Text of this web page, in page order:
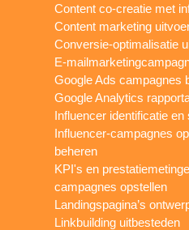
Content co-creatie met
Content marketing
Conversie-optimalisatie
E-
Google Ads campagnes
Google Analytics
Influencer identificatie en
Influencer-campagnes
beheren
KPI's en
campagnes opstellen
Landingspagina’s
Linkbuilding uitbesteden